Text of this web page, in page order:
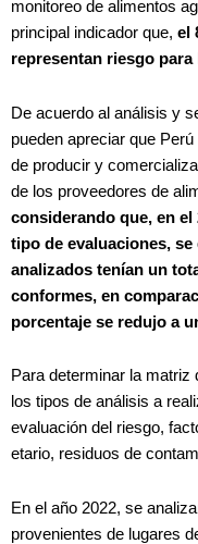
monitoreo de alimentos
principal indicador que, el
representan riesgo
De acuerdo al análisis y
pueden apreciar que
de producir y
de los proveedores de
considerando que, en el
tipo de evaluaciones,
analizados tenían un
conformes, en
porcentaje se redujo a
Para determinar la
los tipos de análisis a
evaluación del riesgo,
etario, residuos de
En el año 2022, se
provenientes de lugares